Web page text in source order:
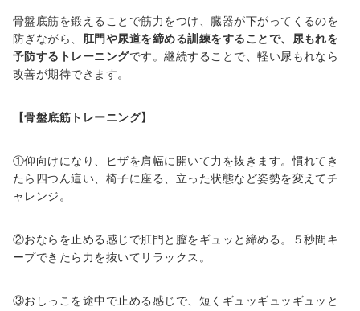
骨盤底筋を鍛えることで筋力をつけ、臓器が下がってくるのを
防ぎながら、 肛門や尿道を締める訓練をすることで、尿もれを
予防するトレーニングです。継続することで、軽い尿もれなら
改善が期待できます。
【骨盤底筋トレーニング】
①仰向けになり、ヒザを肩幅に開いて力を抜きます。慣れてき
たら四つん這い、椅子に座る、立った状態など姿勢を変えてチ
ャレンジ。
②おならを止める感じで肛門と膣をギュッと締める。５秒間キ
ープできたら力を抜いてリラックス。
③おしっこを途中で止める感じで、短くギュッギュッギュッと